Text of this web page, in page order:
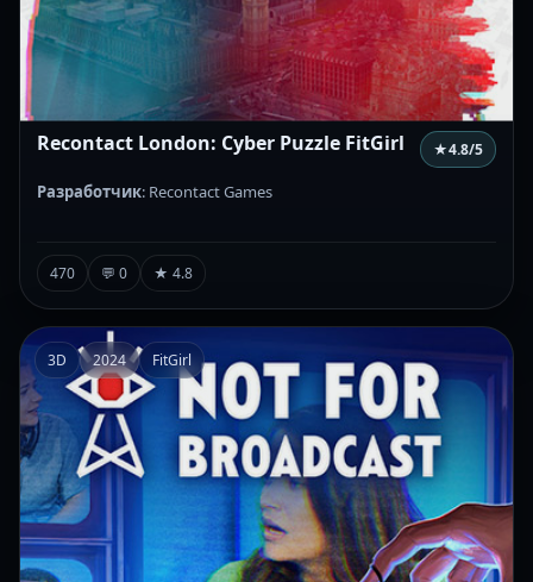
Recontact London: Cyber Puzzle FitGirl ★4.8/5
Разработчик: Recontact Games
470 💬 0 ★ 4.8
3D 2024 FitGirl